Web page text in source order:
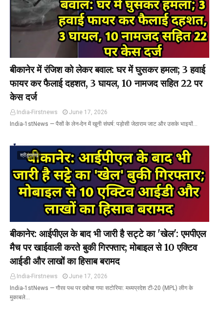
बीकानेर में रंजिश को लेकर बवाल: घर में घुसकर हमला; 3 हवाई
फायर कर फैलाई दहशत, 3 घायल, 10 नामजद सहित 22 पर
केस दर्ज
India-Firstnews
June 17, 2026
India-1stNews ​— पैसों के लेन-देन में खूनी संघर्ष: पड़ोसी जेठाराम जाट और उसके भाइयों…
श्रीडूंगरगढ़
बीकानेर: आईपीएल के बाद भी जारी है सट्टे का 'खेल': एमपीएल
मैच पर खाईवाली करते बुकी गिरफ्तार; मोबाइल से 10 एक्टिव
आईडी और लाखों का हिसाब बरामद
India-Firstnews
June 17, 2026
India-1stNews ​— गौरव पथ पर दबोचा गया सटोरिया: मध्यप्रदेश टी-20 (MPL) लीग के
मुकाबले…